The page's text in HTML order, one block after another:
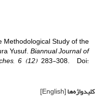
Methodological Study of the
Yusuf.Biannual Journal of
6 (12) 283-308. Doi:
کلیدواژه‌ها[English]